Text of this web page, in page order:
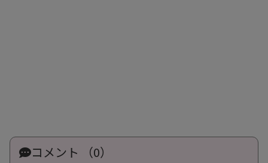
コメント （0）